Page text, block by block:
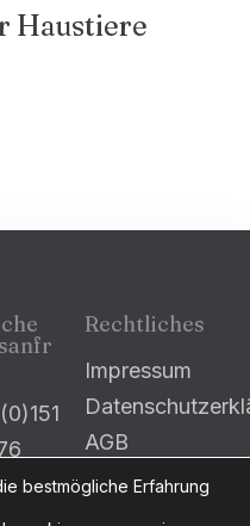
Haustiere
Rechtliches
Impressum
AGB
bestmögliche Erfahrung